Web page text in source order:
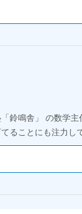
鈴鳴舎」 の数学
ることにも注力し